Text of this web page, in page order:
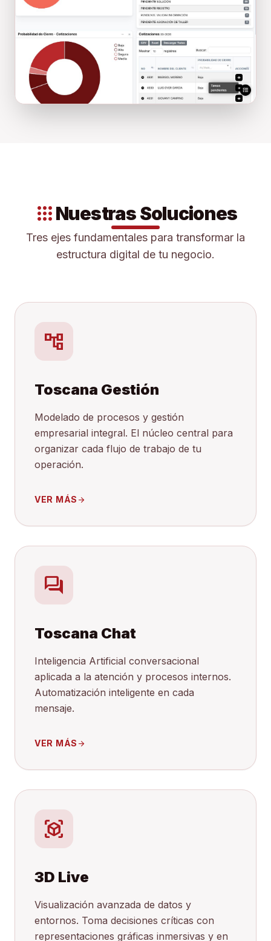
appsNuestras Soluciones
Tres ejes fundamentales para transformar la
estructura digital de tu negocio.
account_tree
Toscana Gestión
Modelado de procesos y gestión
empresarial integral. El núcleo central para
organizar cada flujo de trabajo de tu
operación.
VER MÁS arrow_forward
forum
Toscana Chat
Inteligencia Artificial conversacional
aplicada a la atención y procesos internos.
Automatización inteligente en cada
mensaje.
VER MÁS arrow_forward
view_in_ar
3D Live
Visualización avanzada de datos y
entornos. Toma decisiones críticas con
representaciones gráficas inmersivas y en